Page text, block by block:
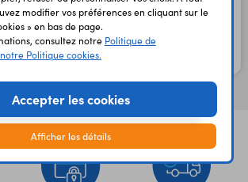
17,10 € TTC 14,25 € HT
En stock
modifier vos préférences en cliquant sur le
» en bas de page.
consultez notre Politique de
Politique cookies.
Accepter les cookies
Afficher les détails